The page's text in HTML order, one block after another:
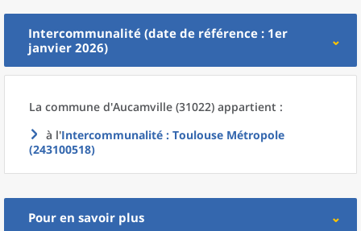
Intercommunalité (date de référence : 1er
janvier 2026)
La commune d'Aucamville (31022) appartient :
à l'Intercommunalité : Toulouse Métropole
(243100518)
Pour en savoir plus